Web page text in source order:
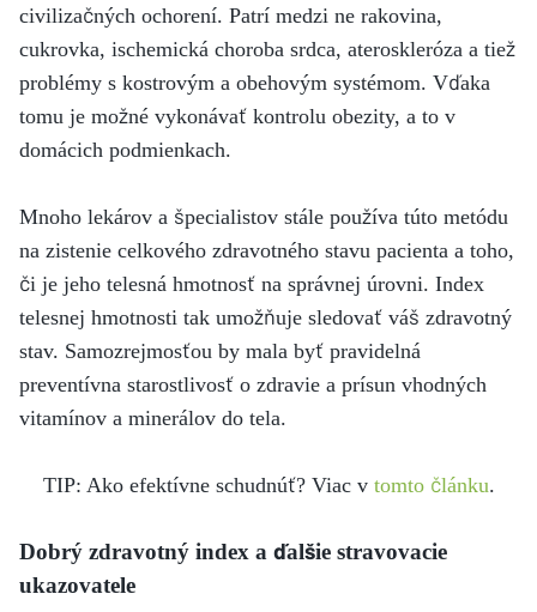
civilizačných ochorení. Patrí medzi ne rakovina,
cukrovka, ischemická choroba srdca, ateroskleróza a tiež
problémy s kostrovým a obehovým systémom. Vďaka
tomu je možné vykonávať kontrolu obezity, a to v
domácich podmienkach.
Mnoho lekárov a špecialistov stále používa túto metódu
na zistenie celkového zdravotného stavu pacienta a toho,
či je jeho telesná hmotnosť na správnej úrovni. Index
telesnej hmotnosti tak umožňuje sledovať váš zdravotný
stav. Samozrejmosťou by mala byť pravidelná
preventívna starostlivosť o zdravie a prísun vhodných
vitamínov a minerálov do tela.
TIP: Ako efektívne schudnúť? Viac v tomto článku.
Dobrý zdravotný index a ďalšie stravovacie
ukazovatele